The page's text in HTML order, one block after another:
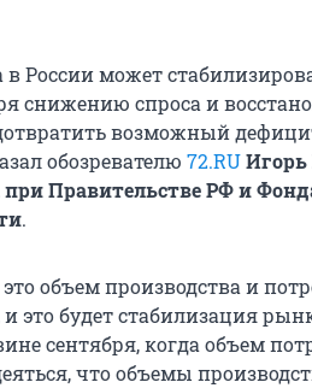
России может
снижению спроса и
возможный
обозревателю 72.RU
при Правительстве РФ и
.
объем производства и
это будет стабилизация
сентября, когда объем
что объемы